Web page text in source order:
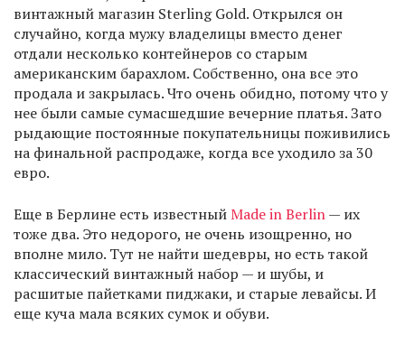
винтажный магазин Sterling Gold. Открылся он
случайно, когда мужу владелицы вместо денег
отдали несколько контейнеров со старым
американским барахлом. Собственно, она все это
продала и закрылась. Что очень обидно, потому что у
нее были самые сумасшедшие вечерние платья. Зато
рыдающие постоянные покупательницы поживились
на финальной распродаже, когда все уходило за 30
евро.
Еще в Берлине есть известныйMade in Berlin— их
тоже два. Это недорого, не очень изощренно, но
вполне мило. Тут не найти шедевры, но есть такой
классический винтажный набор — и шубы, и
расшитые пайетками пиджаки, и старые левайсы. И
еще куча мала всяких сумок и обуви.